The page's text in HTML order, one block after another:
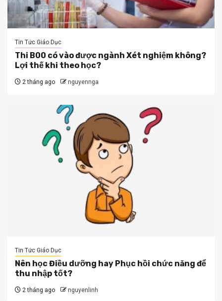
Tin Tức Giáo Dục
Thi B00 có vào được ngành Xét nghiệm không?
Lợi thế khi theo học?
2 tháng ago nguyennga
Tin Tức Giáo Dục
Nên học Điều dưỡng hay Phục hồi chức năng để
thu nhập tốt?
2 tháng ago nguyenlinh